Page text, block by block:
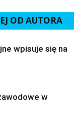
OD AUTORA
wpisuje się na
w